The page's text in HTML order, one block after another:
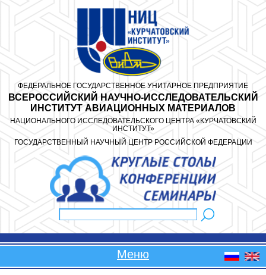
ФЕДЕРАЛЬНОЕ ГОСУДАРСТВЕННОЕ УНИТАРНОЕ ПРЕДПРИЯТИЕ
ВСЕРОССИЙСКИЙ НАУЧНО-ИССЛЕДОВАТЕЛЬСКИЙ
ИНСТИТУТ АВИАЦИОННЫХ МАТЕРИАЛОВ
НАЦИОНАЛЬНОГО ИССЛЕДОВАТЕЛЬСКОГО ЦЕНТРА «КУРЧАТОВСКИЙ
ИНСТИТУТ»
ГОСУДАРСТВЕННЫЙ НАУЧНЫЙ ЦЕНТР РОССИЙСКОЙ ФЕДЕРАЦИИ
Форма поиска
Меню